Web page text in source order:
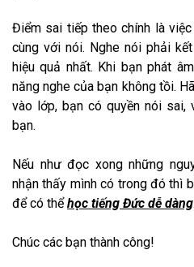
Điểm sai tiếp theo chính là
cùng với nói. Nghe nói phải
hiệu quả nhất. Khi bạn phát
năng nghe của bạn không tồi.
vào lớp, bạn có quyền nói
bạn.
Nếu như đọc xong những
nhận thấy mình có trong đó thì
để có thểhọc tiếng Đức dễ dàng
Chúc các bạn thành công!